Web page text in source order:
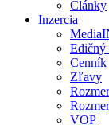
Články
Inzercia
Edičný
Cenník
Zľavy
VOP